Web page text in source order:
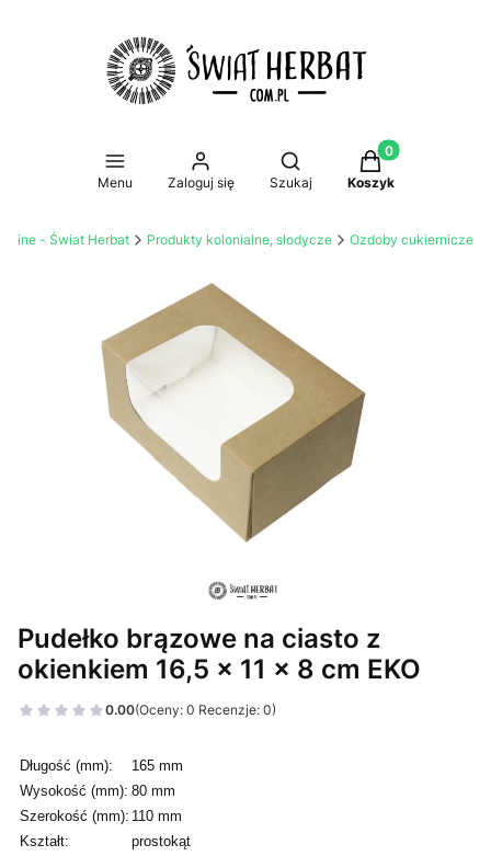
Menu Zaloguj się
Otwórz wyszukiwarkę
Szukaj
Produkty w
Koszyk
- Świat Herbat Produkty kolonialne, słodycze Ozdoby cukiernicze
Pudełko brązowe na ciasto z
okienkiem 16,5 x 11 x 8 cm EKO
0.00(Oceny: 0 Recenzje: 0)
Długość (mm):
165 mm
Wysokość (mm): 80 mm
Szerokość (mm): 110 mm
Kształt:
prostokąt